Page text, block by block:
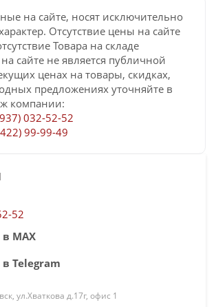
на сайте, носят исключительно
Отсутствие цены на сайте
Товара на складе
сайте не является публичной
ценах на товары, скидках,
предложениях уточняйте в
компании:
032-52-52
99-99-49
52
MAX
Telegram
ул.Хваткова д.17г, офис 1